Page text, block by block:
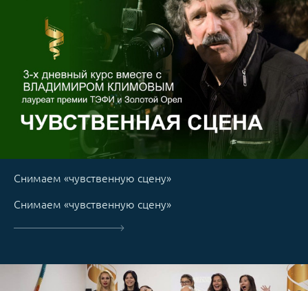
Снимаем «чувственную сцену»
Снимаем «чувственную сцену»